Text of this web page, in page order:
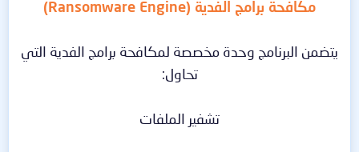
مكافحة برامج الفدية (Ransomware Engine)
يتضمن البرنامج وحدة مخصصة لمكافحة برامج الفدية التي
تحاول:
تشفير الملفات